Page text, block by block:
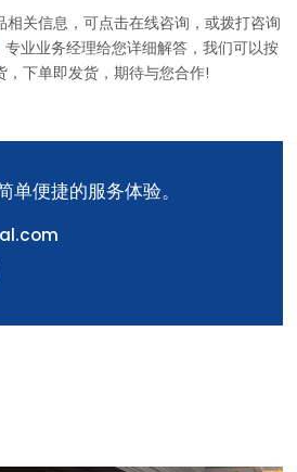
关信息，可点击在线咨询，或拨打咨询
专业业务经理给您详细解答，我们可以按
，下单即发货，期待与您合作!
单便捷的服务体验。